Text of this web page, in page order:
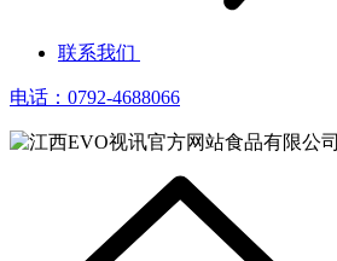
联系我们
电话：0792-4688066